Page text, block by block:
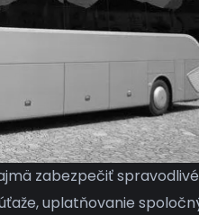
zabezpečiť spravodlivé
uplatňovanie